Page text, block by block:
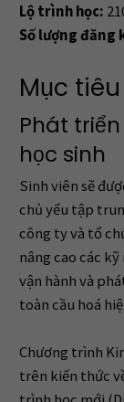
Lộ trình học:
Số lượng đăng
Mục
Phát
học sinh
Sinh viên sẽ
chủ yếu tập
công ty và tổ
nâng cao các
vận hành và
toàn cầu hoá
Chương trình
trên kiến thức